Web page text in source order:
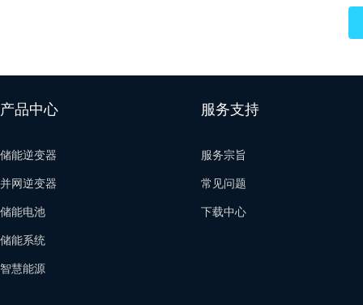
产品中心
储能逆变器
并网逆变器
储能电池
储能系统
智慧能源
服务支持
服务宗旨
常见问题
下载中心